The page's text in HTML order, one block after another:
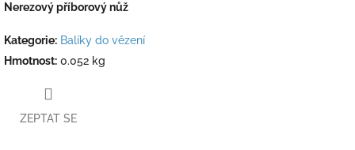
Nerezový příborový nůž
Kategorie: Balíky do vězení
Hmotnost: 0.052 kg
ZEPTAT SE